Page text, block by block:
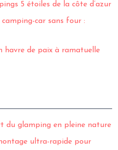
5 étoiles de la côte d’azur
camping-car sans four :
havre de paix à ramatuelle
du glamping en pleine nature
ultra-rapide pour